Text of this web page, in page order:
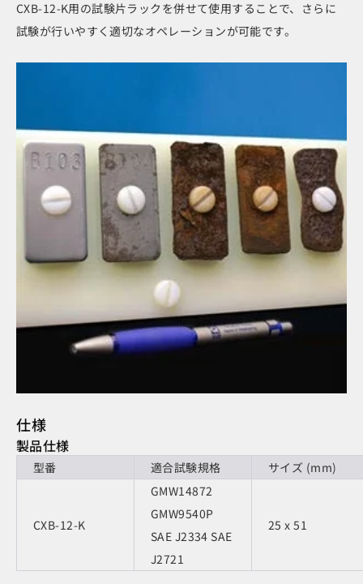
CXB-12-K用の試験片ラックを併せて使用することで、さらに
試験が行いやすく適切なオペレーションが可能です。
仕様
製品仕様
型番 適合試験規格 サイズ (mm)
CXB-12-K
GMW14872
GMW9540P
SAE J2334 SAE
J2721
25 x 51